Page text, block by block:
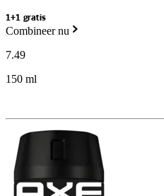
1+1 gratis
Combineer nu
7.49
150 ml